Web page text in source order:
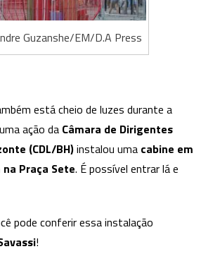
Guzanshe/EM/D.A Press
está cheio de luzes durante a
ação da Câmara de Dirigentes
(CDL/BH)instalou uma cabine em
Praça Sete. É possível entrar lá e
pode conferir essa instalação
!